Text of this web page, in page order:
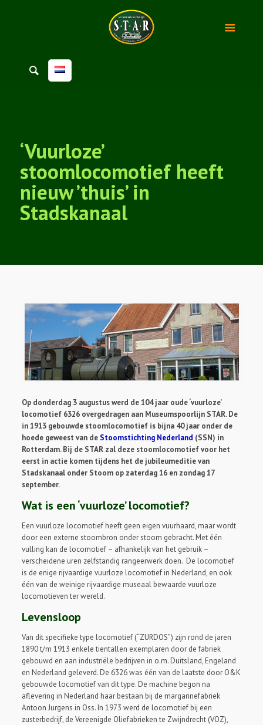
‘Vuurloze’
stoomlocomotief heeft
nieuw ’thuis’ in
Stadskanaal
Op donderdag 3 augustus werd de 104 jaar oude ‘vuurloze’
locomotief 6326 overgedragen aan Museumspoorlijn STAR. De
in 1913 gebouwde stoomlocomotief is bijna 40 jaar onder de
hoede geweest van de Stoomstichting Nederland (SSN) in
Rotterdam. Bij de STAR zal deze stoomlocomotief voor het
eerst in actie komen tijdens het de jubileumeditie van
Stadskanaal onder Stoom op zaterdag 16 en zondag 17
september.
Wat is een ‘vuurloze’ locomotief?
Een vuurloze locomotief heeft geen eigen vuurhaard, maar wordt
door een externe stoombron onder stoom gebracht. Met één
vulling kan de locomotief – afhankelijk van het gebruik –
verscheidene uren zelfstandig rangeerwerk doen. De locomotief
is de enige rijvaardige vuurloze locomotief in Nederland, en ook
één van de weinige rijvaardige museaal bewaarde vuurloze
locomotieven ter wereld.
Levensloop
Van dit specifieke type locomotief (“ZURDOS”) zijn rond de jaren
1890 t/m 1913 enkele tientallen exemplaren door de fabriek
gebouwd en aan industriële bedrijven in o.m. Duitsland, Engeland
en Nederland geleverd. De 6326 was één van de laatste door O&K
gebouwde locomotief van dit type. De machine begon na
aflevering in Nederland haar bestaan bij de margarinefabriek
Antoon Jurgens in Oss. In 1973 werd de locomotief bij een
zusterbedrijf, de Vereenigde Oliefabrieken te Zwijndrecht (VOZ),